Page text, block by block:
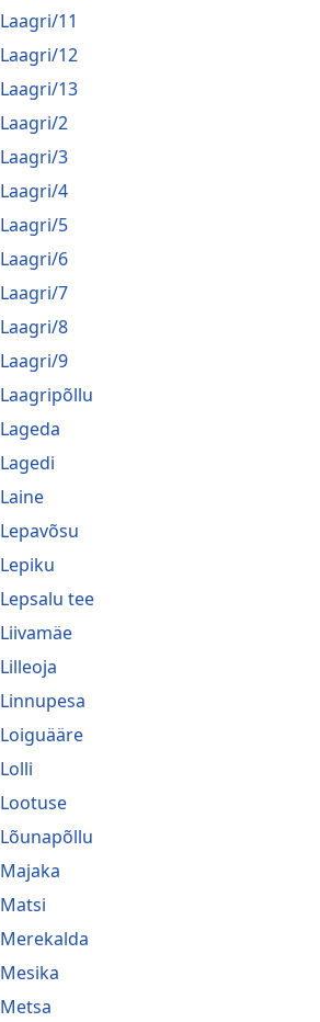
Laagri/11
Laagri/12
Laagri/13
Laagri/2
Laagri/3
Laagri/4
Laagri/5
Laagri/6
Laagri/7
Laagri/8
Laagri/9
Laagripõllu
Lageda
Lagedi
Laine
Lepavõsu
Lepiku
Lepsalu tee
Liivamäe
Lilleoja
Linnupesa
Loiguääre
Lolli
Lootuse
Lõunapõllu
Majaka
Matsi
Merekalda
Mesika
Metsa